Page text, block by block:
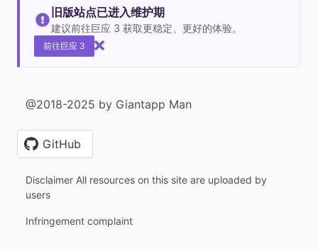
旧版站点已进入维护期
建议前往巨应 3 获取更稳定、更好的体验。
前往巨应 3
@2018-2025 by Giantapp Man
GitHub
Disclaimer All resources on this site are uploaded by
users
Infringement complaint